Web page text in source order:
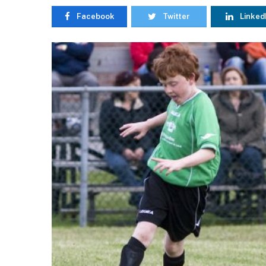
Facebook Twitter